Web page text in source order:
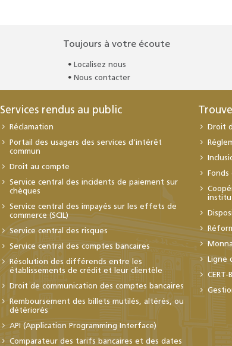
Toujours à votre écoute
Localisez nous
Nous contacter
Services rendus au public
Réclamation
Portail des usagers des services d’intérêt
commun
Droit au compte
Service central des incidents de paiement sur
chèques
Service central des impayés sur les effets de
commerce (SCIL)
Service central des risques
Service central des comptes bancaires
Résolution des différends entre les
établissements de crédit et leur clientèle
Droit de communication des comptes bancaires
Remboursement des billets mutilés, altérés, ou
détériorés
API (Application Programming Interface)
Comparateur des tarifs bancaires et des dates
Droit
Ligne
CERT-